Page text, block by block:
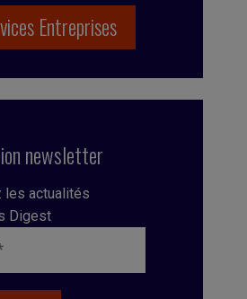
Entreprises
newsletter
les actualités
Digest